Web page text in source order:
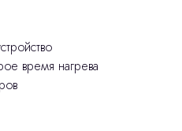
время нагрева